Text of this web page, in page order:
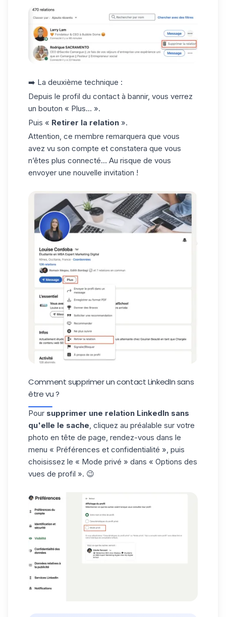
➡️ La deuxième technique :
Depuis le profil du contact à bannir, vous verrez
un bouton « Plus… ».
Puis « Retirer la relation ».
Attention, ce membre remarquera que vous
avez vu son compte et constatera que vous
n’êtes plus connecté… Au risque de vous
envoyer une nouvelle invitation !
Comment supprimer un contact LinkedIn sans
être vu ?
Pour supprimer une relation LinkedIn sans
qu'elle le sache , cliquez au préalable sur votre
photo en tête de page, rendez-vous dans le
menu « Préférences et confidentialité », puis
choisissez le « Mode privé » dans « Options des
vues de profil ». 😉